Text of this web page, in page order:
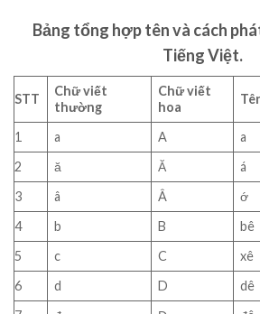
Bảng tổng hợp tên và cách
Tiếng Việt.
STT
Chữ viết
thường
Chữ viết
hoa
1
a A a
2
ă Ă á
3
â Â ớ
4
b B bê
5
c C xê
6
d D dê